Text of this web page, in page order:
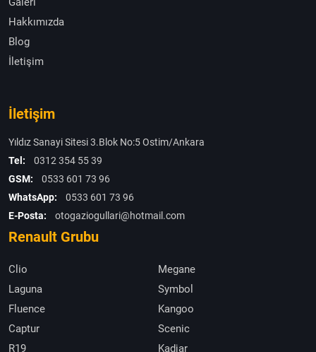
Hakkımızda
Blog
İletişim
İletişim
Yıldız Sanayi Sitesi 3.Blok No:5 Ostim/Ankara
Tel:
0312 354 55 39
GSM:
0533 601 73 96
WhatsApp:
0533 601 73 96
E-Posta:
otogaziogullari@hotmail.com
Renault Grubu
Clio
Megane
Laguna
Symbol
Fluence
Kangoo
Captur
Scenic
R19
Kadjar